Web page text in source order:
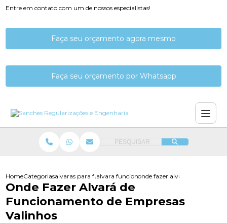
Entre em contato com um de nossos especialistas!
Faça seu orçamento agora mesmo
Faça seu orçamento por Whatsapp
PESQUISAR
HomeCategoriasalvaras para funcionamentoalvara funcionamento de empresa
onde fazer alvara de
Onde Fazer Alvará de
Funcionamento de Empresas
Valinhos